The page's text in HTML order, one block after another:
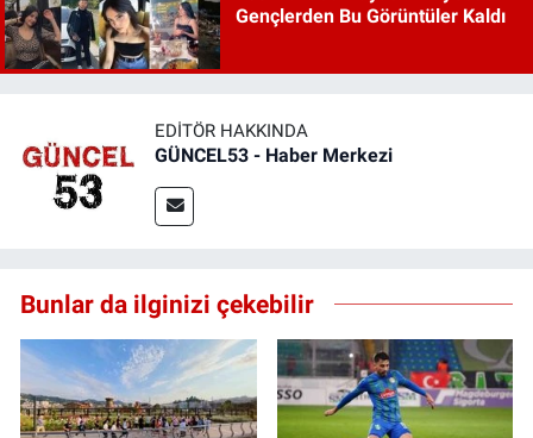
Gençlerden Bu Görüntüler Kaldı
EDITÖR HAKKINDA
GÜNCEL53 - Haber Merkezi
Bunlar da ilginizi çekebilir